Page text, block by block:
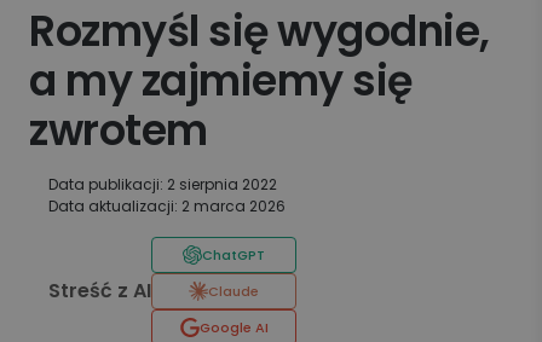
Rozmyśl się wygodnie,
a my zajmiemy się
zwrotem
Data publikacji: 2 sierpnia 2022
Data aktualizacji: 2 marca 2026
Streść z AI
ChatGPT
Claude
Google AI